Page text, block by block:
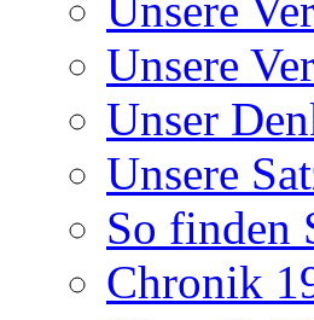
Unsere
Unser
Unsere
So finden
Chronik